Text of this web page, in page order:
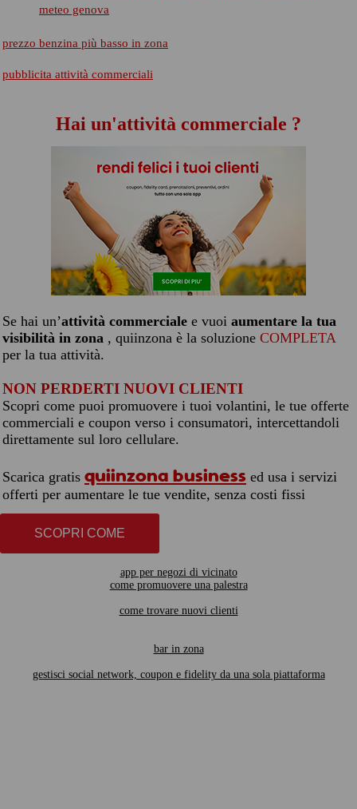
meteo genova
prezzo benzina più basso in zona
pubblicita attività commerciali
Hai un'attività commerciale ?
Se hai un’attività commerciale e vuoi aumentare la tua
visibilità in zona , quiinzona è la soluzione COMPLETA
per la tua attività.
NON PERDERTI NUOVI CLIENTI
Scopri come puoi promuovere i tuoi volantini, le tue offerte
commerciali e coupon verso i consumatori, intercettandoli
direttamente sul loro cellulare.
Scarica gratis quiinzona business ed usa i servizi
offerti per aumentare le tue vendite, senza costi fissi
SCOPRI COME
app per negozi di vicinato
come promuovere una palestra
come trovare nuovi clienti
bar in zona
gestisci social network, coupon e fidelity da una sola piattaforma